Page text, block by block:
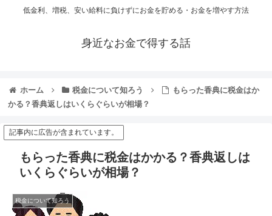
低金利、増税、安い給料に負けずにお金を貯める・お金を増やす方法
身近なお金で得する話
ホーム 税金について知ろう
もらった香典に税金はか
かる？香典返しはいくらぐらいが相場？
記事内に広告が含まれています。
もらった香典に税金はかかる？香典返しは
いくらぐらいが相場？
税金について知ろう